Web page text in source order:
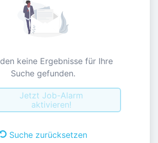
keine Ergebnisse für Ihre
Suche gefunden.
Jetzt Job-Alarm
aktivieren!
Suche zurücksetzen